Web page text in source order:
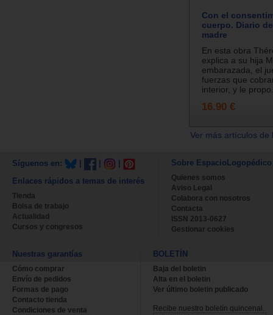
Con el
cuerpo. Diario
madre
En esta obra
explica a su hija
embarazada, el
fuerzas que
interior, y le
16.90 €
Ver más artículos
Síguenos en:
Enlaces rápidos a temas de interés
Tienda
Bolsa de trabajo
Actualidad
Cursos y congresos
Sobre EspacioLogopédico
Quienes somos
Aviso Legal
Colabora con nosotros
Contacta
ISSN 2013-0627
Gestionar cookies
Nuestras garantías
Cómo comprar
Envío de pedidos
Formas de pago
Contacto tienda
Condiciones de venta
BOLETÍN
Baja del boletin
Alta en el boletin
Ver último boletin publicado
Recibe nuestro boletín quincenal.